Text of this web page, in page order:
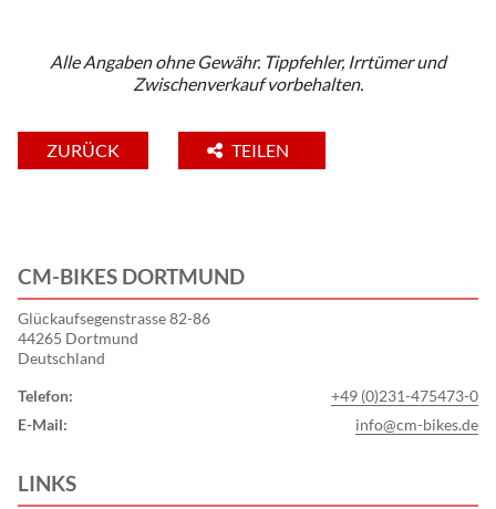
Alle Angaben ohne Gewähr. Tippfehler, Irrtümer und
Zwischenverkauf vorbehalten.
ZURÜCK TEILEN
CM-BIKES DORTMUND
Glückaufsegenstrasse 82-86
44265 Dortmund
Deutschland
Telefon:
+49 (0)231-475473-0
E-Mail:
info@cm-bikes.de
LINKS